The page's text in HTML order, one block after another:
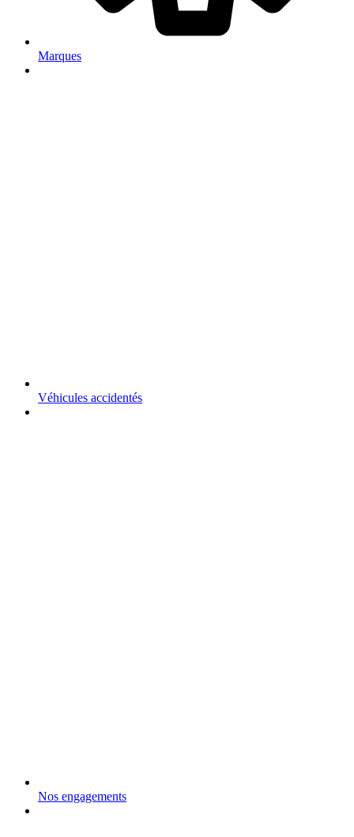
Marques
Véhicules accidentés
Nos engagements